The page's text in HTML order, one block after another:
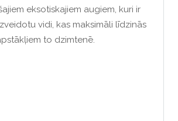
eksotiskajiem augiem, kuri ir
vidi, kas maksimāli līdzinās
to dzimtenē.